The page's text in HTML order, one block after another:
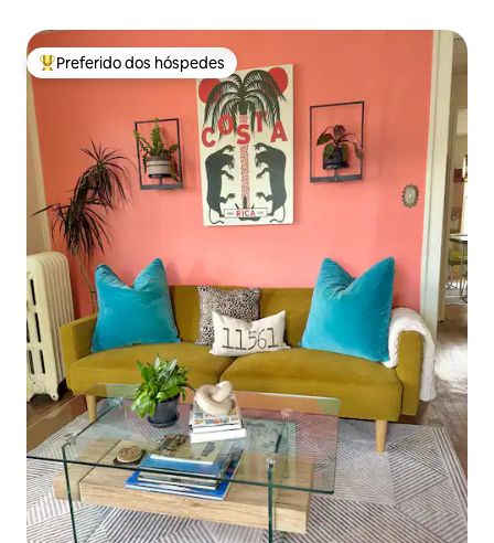
Entre os melhores preferidos dos hóspedes
Preferido dos hóspedes